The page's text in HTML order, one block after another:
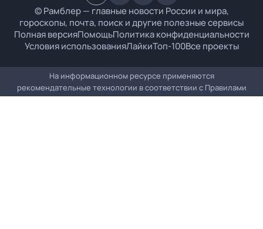
© Рамблер — главные новости России и мира,
гороскопы, почта, поиск и другие полезные сервисы
Полная версияПомощьПолитика конфиденциальности
Условия использованияЛайкиТоп-100Все проекты
На информационном ресурсе применяются
рекомендательные технологии в соответствии с Правилами